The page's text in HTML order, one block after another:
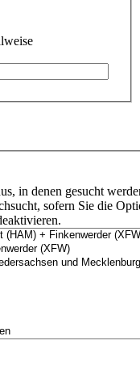
in denen gesucht
sofern Sie die